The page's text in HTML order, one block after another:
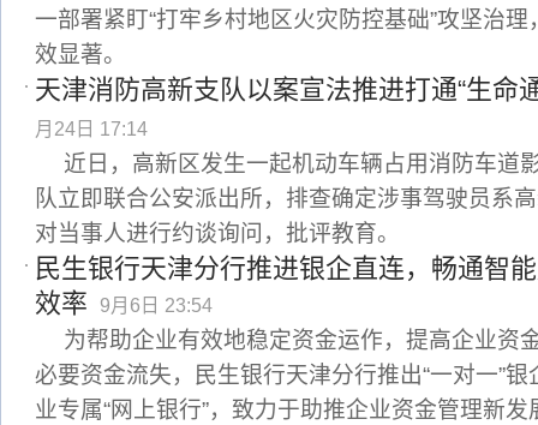
一部署紧盯“打牢乡村地区火灾防控基础”攻坚治
效显著。
天津消防高新支队以案宣法推进打通“生命
月24日 17:14
近日，高新区发生一起机动车辆占用消防车道
队立即联合公安派出所，排查确定涉事驾驶员系
对当事人进行约谈询问，批评教育。
民生银行天津分行推进银企直连，畅通智
效率
9月6日 23:54
为帮助企业有效地稳定资金运作，提高企业资
必要资金流失，民生银行天津分行推出“一对一”
业专属“网上银行”，致力于助推企业资金管理新发